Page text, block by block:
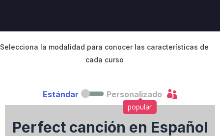
C
g
Selecciona la modalidad para conocer las características de
cada curso
Estándar
popular

Personalizado
Perfect canción en Español